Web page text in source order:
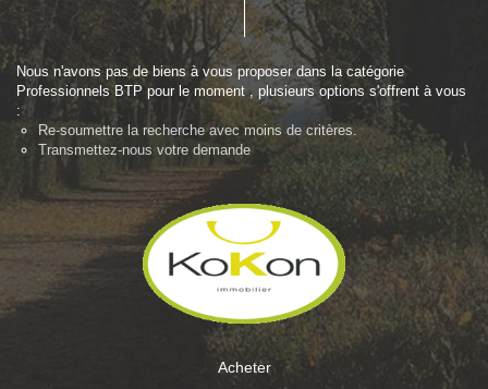
Nous n'avons pas de biens à vous proposer dans la catégorie
Professionnels BTP pour le moment , plusieurs options s'offrent à vous
:
Re-soumettre la recherche avec moins de critères.
Transmettez-nous votre demande
Acheter